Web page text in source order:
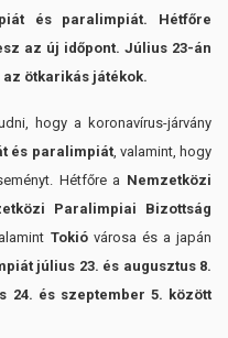
és paralimpiát. Hétfőre
az új időpont. Július 23-án
ötkarikás játékok.
hogy a koronavírus-járvány
és paralimpiát, valamint, hogy
Hétfőre a Nemzetközi
Paralimpiai Bizottság
Tokióvárosa és a japán
július 23. és augusztus 8.
24. és szeptember 5. között